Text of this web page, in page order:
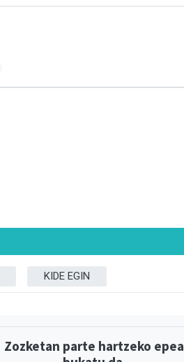
KIDE EGIN
Zozketan parte hartzeko epea